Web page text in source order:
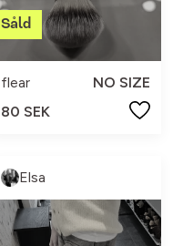
flear
NO SIZE
80 SEK
Elsa